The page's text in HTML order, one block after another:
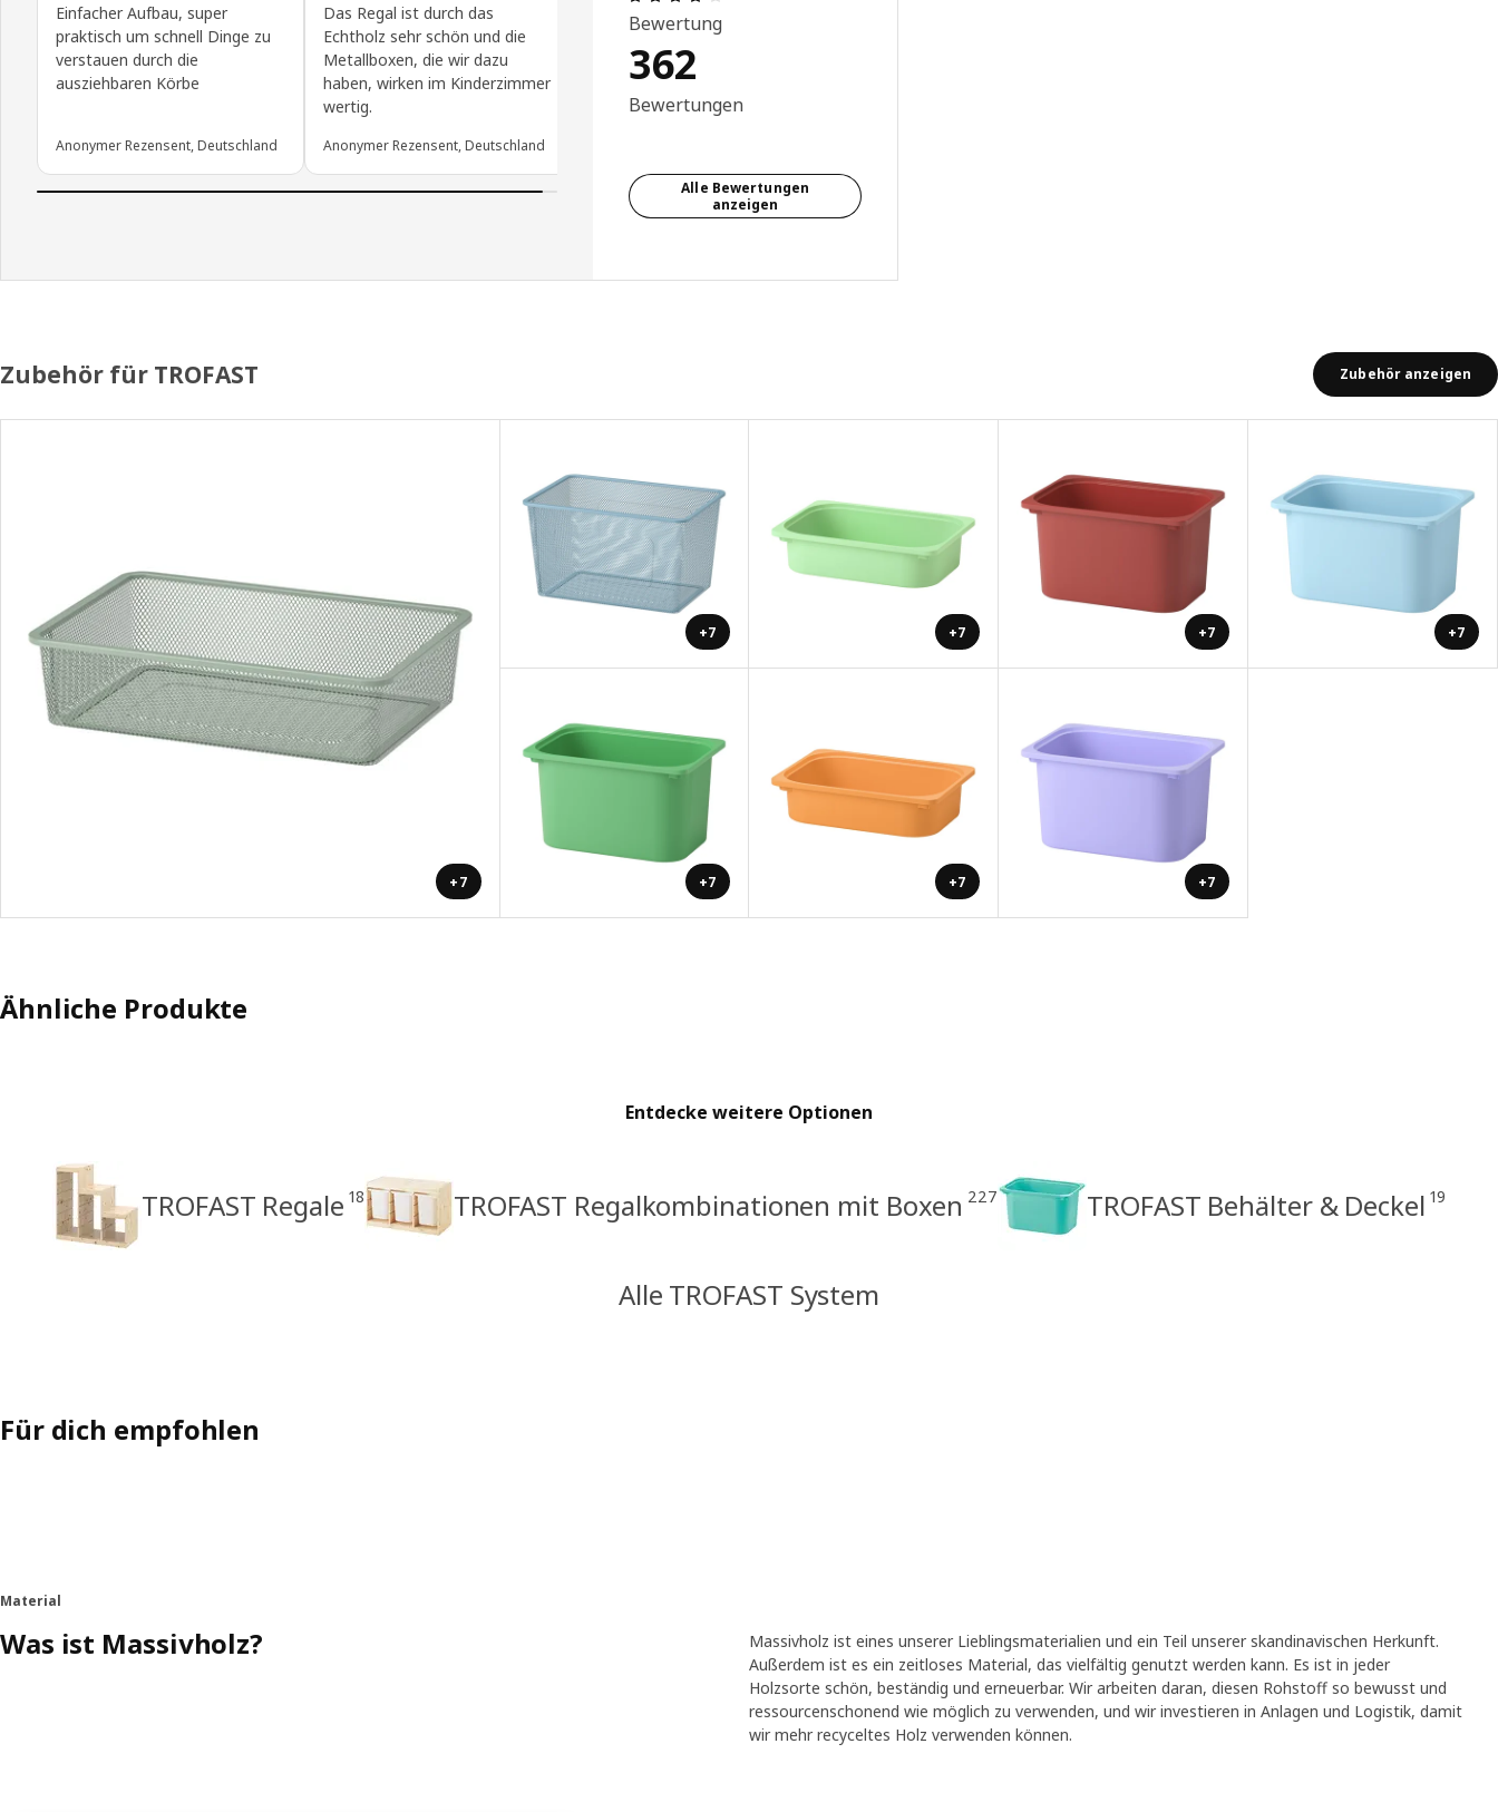
Einfacher Aufbau, super
praktisch um schnell Dinge zu
verstauen durch die
ausziehbaren Körbe
Anonymer Rezensent, Deutschland
Das Regal ist durch das
Echtholz sehr schön und die
Metallboxen, die wir dazu
haben, wirken im Kinderzimmer
wertig.
Anonymer Rezensent, Deutschland
Bewertung
362
Bewertungen
Alle Bewertungen
anzeigen
Zubehör für TROFAST Zubehör anzeigen
+7
+7 +7 +7 +7
+7 +7 +7
Ähnliche Produkte
Entdecke weitere Optionen
TROFAST Regale 18 TROFAST Regalkombinationen mit Boxen 227 TROFAST Behälter & Deckel 19
Alle TROFAST System
Für dich empfohlen
Material
Was ist Massivholz?
Massivholz ist eines unserer Lieblingsmaterialien und ein Teil unserer skandinavischen Herkunft.
Außerdem ist es ein zeitloses Material, das vielfältig genutzt werden kann. Es ist in jeder
Holzsorte schön, beständig und erneuerbar. Wir arbeiten daran, diesen Rohstoff so bewusst und
ressourcenschonend wie möglich zu verwenden, und wir investieren in Anlagen und Logistik, damit
wir mehr recyceltes Holz verwenden können.